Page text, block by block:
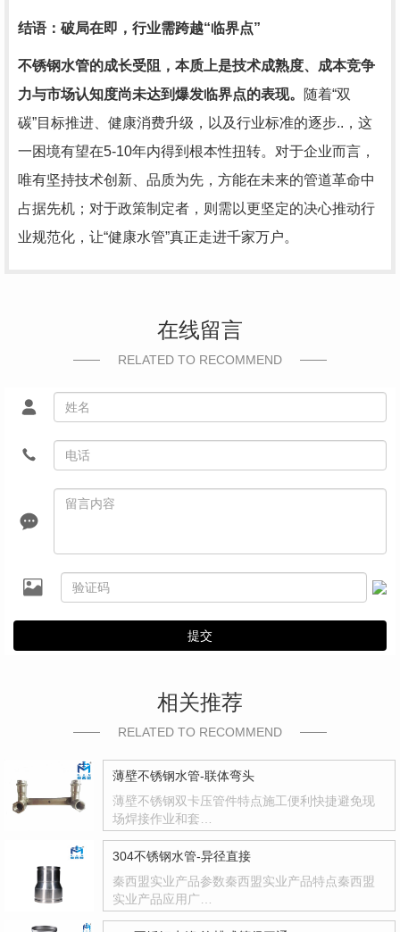
结语：破局在即，行业需跨越“临界点”
不锈钢水管的成长受阻，本质上是技术成熟度、成本竞争
力与市场认知度尚未达到爆发临界点的表现。
随着“双
碳”目标推进、健康消费升级，以及行业标准的逐步..，这
一困境有望在5-10年内得到根本性扭转。对于企业而言，
唯有坚持技术创新、品质为先，方能在未来的管道革命中
占据先机；对于政策制定者，则需以更坚定的决心推动行
业规范化，让“健康水管”真正走进千家万户。
在线留言
RELATED TO RECOMMEND
提交
相关推荐
RELATED TO RECOMMEND
薄壁不锈钢水管-联体弯头
薄壁不锈钢双卡压管件特点施工便利快捷避免现
场焊接作业和套…
304不锈钢水管-异径直接
秦西盟实业产品参数秦西盟实业产品特点秦西盟
实业产品应用广…